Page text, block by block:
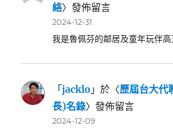
絡〉發佈留言
2024-12-31
我是魯佩芬的鄰居及童年玩伴
「jacklo 」於〈歷屆台大代
長)名錄〉發佈留言
2024-12-09